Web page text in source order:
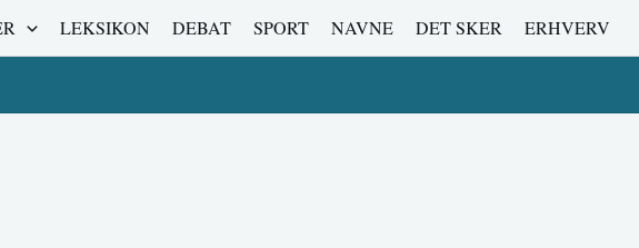
LEKSIKON DEBAT SPORT NAVNE DET SKER ERHVERV